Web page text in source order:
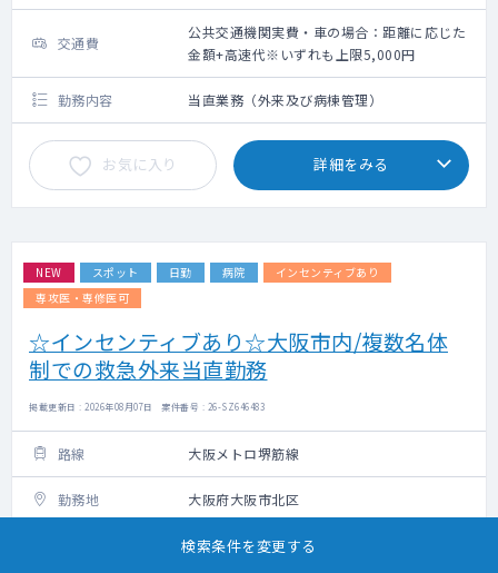
交通費
公共交通機関実費・車の場合：距離に応じた
金額+高速代※いずれも上限5,000円
勤務内容 当直業務（外来及び病棟管理）
お気に入り 詳細をみる
NEW スポット 日勤 病院
インセンティブあり
専攻医・専修医可
☆インセンティブあり☆大阪市内/複数名体
制での救急外来当直勤務
掲載更新日 : 2026年08月07日 案件番号 : 26-SZ646483
路線 大阪メトロ堺筋線
勤務地 大阪府大阪市北区
内科・外科
検索条件を変更する